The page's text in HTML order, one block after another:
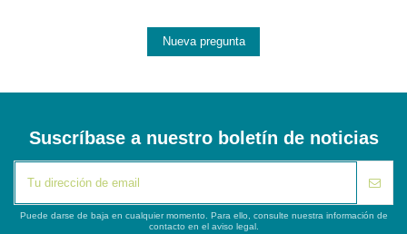
Nueva pregunta
Suscríbase a nuestro boletín de noticias
Puede darse de baja en cualquier momento. Para ello, consulte nuestra información de
contacto en el aviso legal.